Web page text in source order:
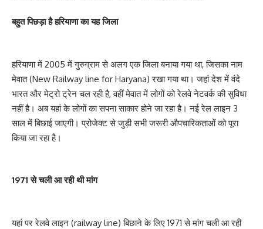
बहुत पिछड़ा है हरियाणा का यह जिला
हरियाणा में 2005 में गुरुग्राम से अलग एक जिला बनाया गया था, जिसका नाम
मेवात (New Railway line for Haryana) रखा गया था। जहां देश में वंदे
भारत और मेट्रो ट्रेन चल रही है, वहीं मेवात में लोगों को रेलवे नेटवर्क की सुविधा
नहीं है। अब यहां के लोगों का सपना साकार होने जा रहा है। नई रेल लाइन 3
साल में बिछाई जाएगी। प्रोजेक्ट से जुड़ी सभी जरूरी औपचारिकताओं को पूरा
किया जा रहा है।
1971 से चली आ रही थी मांग
यहां पर रेलवे लाइन (railway line) बिछाने के लिए 1971 से मांग चली आ रही